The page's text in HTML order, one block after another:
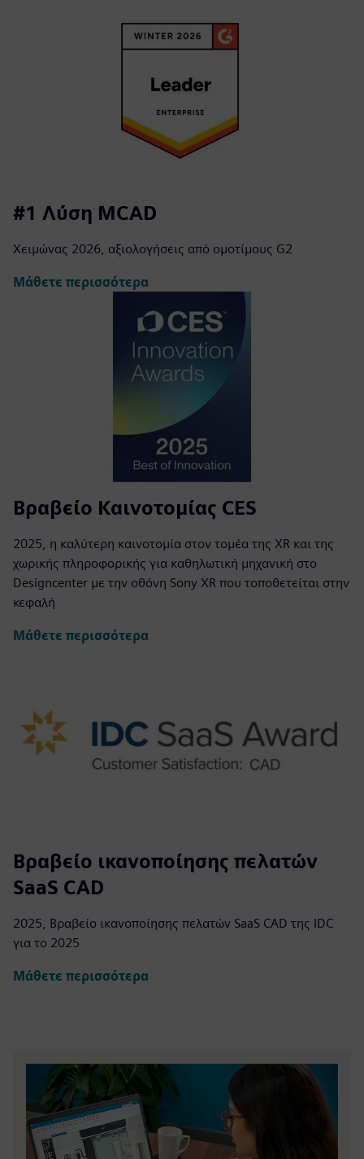
#1 Λύση MCAD
Χειμώνας 2026, αξιολογήσεις από ομοτίμους G2
Μάθετε περισσότερα
Βραβείο Καινοτομίας CES
2025, η καλύτερη καινοτομία στον τομέα της XR και της
χωρικής πληροφορικής για καθηλωτική μηχανική στο
Designcenter με την οθόνη Sony XR που τοποθετείται στην
κεφαλή
Μάθετε περισσότερα
Βραβείο ικανοποίησης πελατών
SaaS CAD
2025, Βραβείο ικανοποίησης πελατών SaaS CAD της IDC
για το 2025
Μάθετε περισσότερα